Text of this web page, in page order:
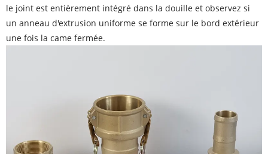
le joint est entièrement intégré dans la douille et observez si
un anneau d'extrusion uniforme se forme sur le bord extérieur
une fois la came fermée.